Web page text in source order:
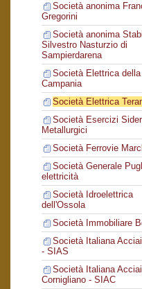
Società anonima
Gregorini
Società anonima
Silvestro Nasturzio di
Sampierdarena
Società Elettrica della
Campania
Società Elettrica
Società Esercizi
Metallurgici
Società Ferrovie
Società Generale
elettricità
Società Idroelettrica
dell'Ossola
Società Immobiliare
Società Italiana
- SIAS
Società Italiana
Cornigliano - SIAC